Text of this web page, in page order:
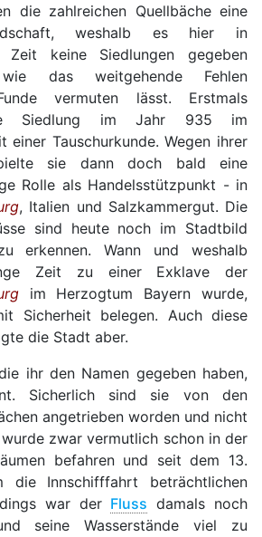
die zahlreichen Quellbäche eine
weshalb es hier in
Zeit keine Siedlungen gegeben
das weitgehende Fehlen
vermuten lässt. Erstmals
Siedlung im Jahr 935 im
einer Tauschurkunde. Wegen ihrer
sie dann doch bald eine
Rolle als Handelsstützpunkt - in
, Italien und Salzkammergut. Die
sind heute noch im Stadtbild
erkennen. Wann und weshalb
Zeit zu einer Exklave der
im Herzogtum Bayern wurde,
Sicherheit belegen. Auch diese
die Stadt aber.
ihr den Namen gegeben haben,
Sicherlich sind sie von den
angetrieben worden und nicht
zwar vermutlich schon in der
befahren und seit dem 13.
die Innschifffahrt beträchtlichen
war der Fluss damals noch
seine Wasserstände viel zu